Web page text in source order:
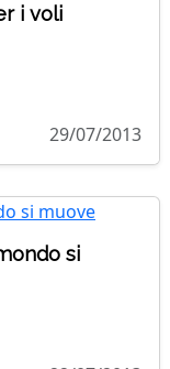
i voli
29/07/2013
si